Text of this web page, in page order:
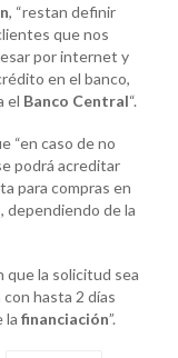
, “restan definir
que nos
por internet y
en el banco,
el Banco Central“.
“en caso de no
podrá acreditar
para compras en
dependiendo de la
que la solicitud sea
hasta 2 días
la financiación”.